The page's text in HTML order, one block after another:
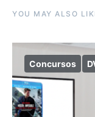
YOU MAY ALSO
Concursos